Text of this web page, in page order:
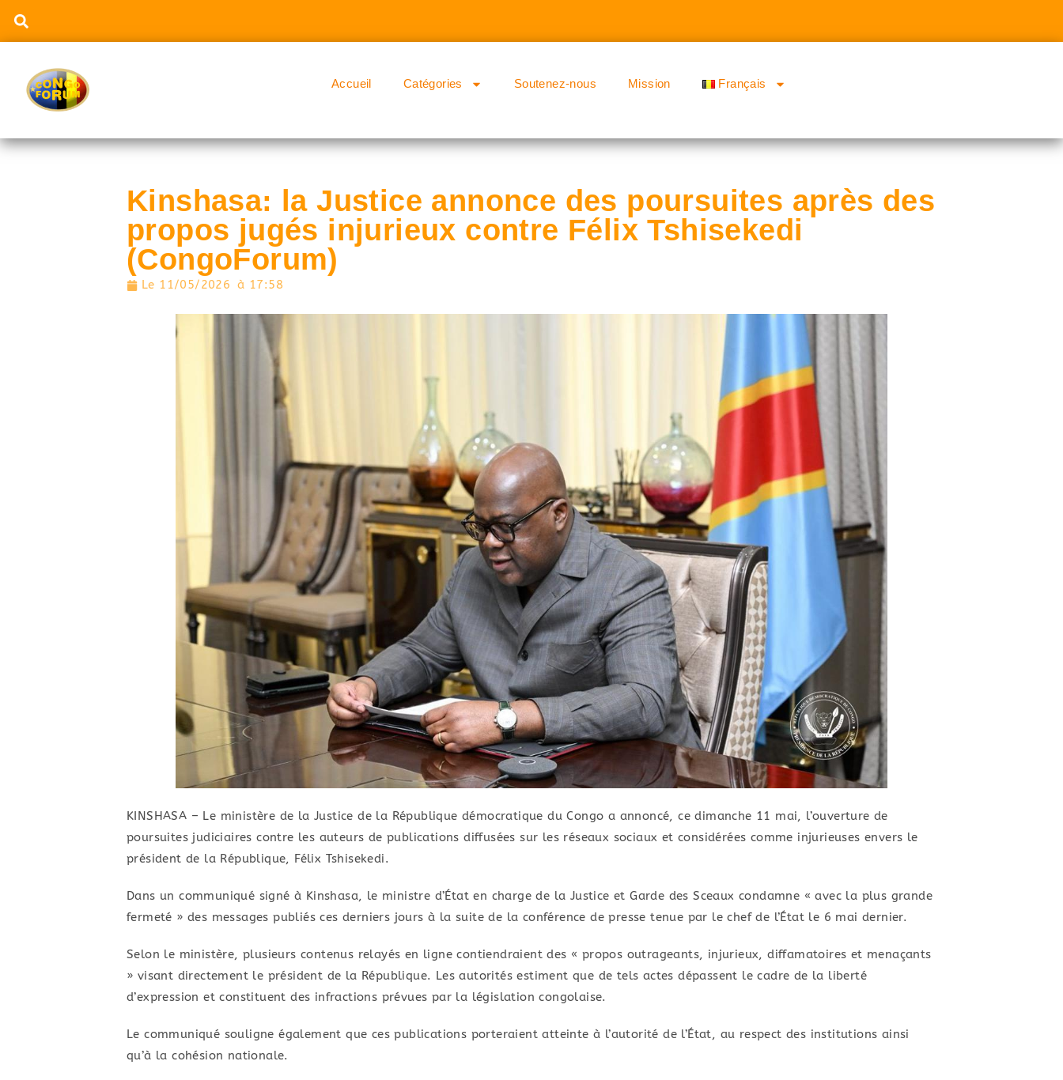
Accueil Catégories Soutenez-nous Mission Français
Kinshasa: la Justice annonce des poursuites après des
propos jugés injurieux contre Félix Tshisekedi
(CongoForum)
Le 11/05/2026 à 17:58
KINSHASA – Le ministère de la Justice de la République démocratique du Congo a annoncé, ce dimanche 11 mai, l’ouverture de
poursuites judiciaires contre les auteurs de publications diffusées sur les réseaux sociaux et considérées comme injurieuses envers le
président de la République, Félix Tshisekedi.
Dans un communiqué signé à Kinshasa, le ministre d’État en charge de la Justice et Garde des Sceaux condamne « avec la plus grande
fermeté » des messages publiés ces derniers jours à la suite de la conférence de presse tenue par le chef de l’État le 6 mai dernier.
Selon le ministère, plusieurs contenus relayés en ligne contiendraient des « propos outrageants, injurieux, diffamatoires et menaçants
» visant directement le président de la République. Les autorités estiment que de tels actes dépassent le cadre de la liberté
d’expression et constituent des infractions prévues par la législation congolaise.
Le communiqué souligne également que ces publications porteraient atteinte à l’autorité de l’État, au respect des institutions ainsi
qu’à la cohésion nationale.